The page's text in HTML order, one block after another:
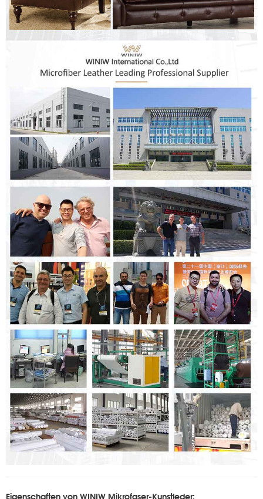
Eigenschaften von WINIW Mikrofaser-Kunstleder: